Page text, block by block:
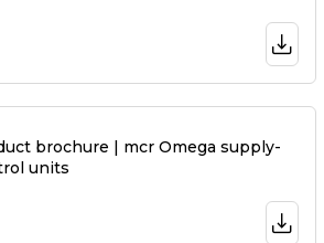
brochure | mcr Omega supply-
units